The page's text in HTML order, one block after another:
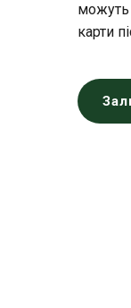
можуть
карти